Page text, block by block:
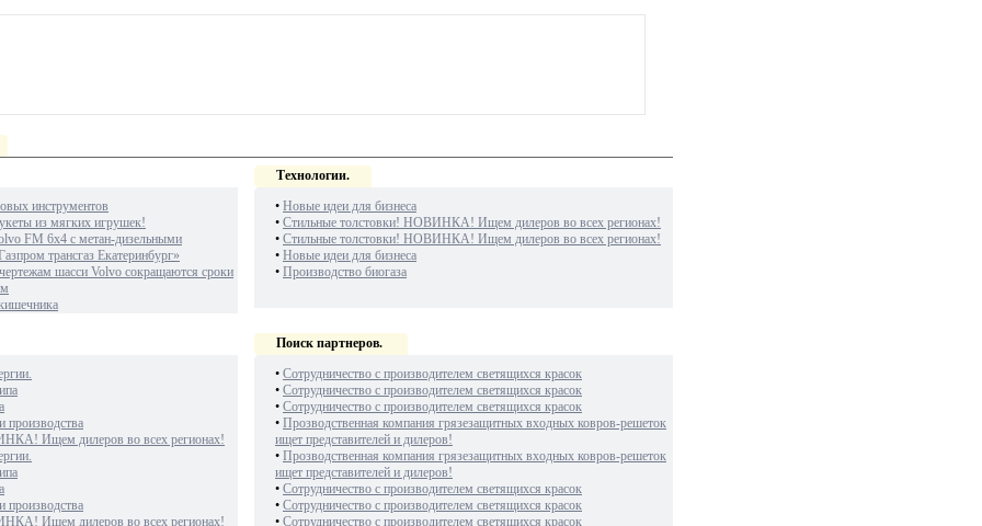
инструментов
из мягких игрушек!
FM 6х4 с метан-дизельными
трансгаз Екатеринбург»
шасси Volvo сокращаются сроки
Технологии.
• Новые идеи для бизнеса
• Стильные толстовки! НОВИНКА! Ищем дилеров во всех регионах!
• Стильные толстовки! НОВИНКА! Ищем дилеров во всех регионах!
• Новые идеи для бизнеса
• Производство биогаза
производства
Ищем дилеров во всех регионах!
производства
Ищем дилеров во всех регионах!
Поиск партнеров.
• Сотрудничество с производителем светящихся красок
• Сотрудничество с производителем светящихся красок
• Сотрудничество с производителем светящихся красок
• Прозводственная компания грязезащитных входных ковров-решеток
ищет представителей и дилеров!
• Прозводственная компания грязезащитных входных ковров-решеток
ищет представителей и дилеров!
• Сотрудничество с производителем светящихся красок
• Сотрудничество с производителем светящихся красок
• Сотрудничество с производителем светящихся красок